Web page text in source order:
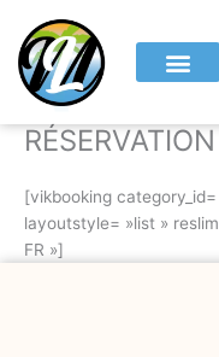
contenu
RÉSERVATION
[vikbooking
layoutstyle= »list »
FR »]